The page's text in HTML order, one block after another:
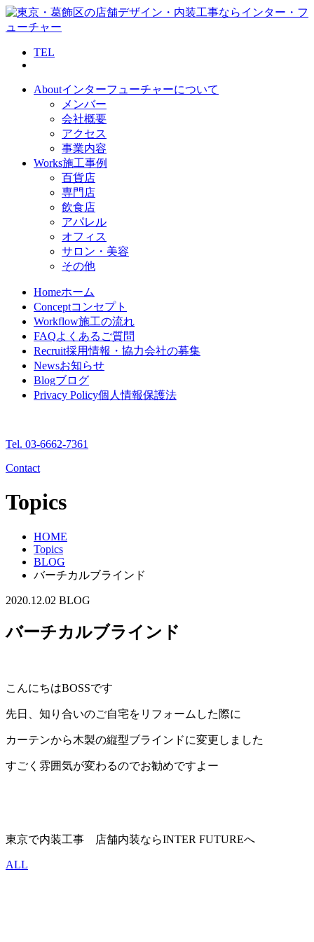
TEL
Aboutインターフューチャーについて
メンバー
会社概要
アクセス
事業内容
Works施工事例
百貨店
専門店
飲食店
アパレル
オフィス
サロン・美容
その他
Homeホーム
Conceptコンセプト
Workflow施工の流れ
FAQよくあるご質問
Recruit採用情報・協力会社の募集
Newsお知らせ
Blogブログ
Privacy Policy個人情報保護法
Tel. 03-6662-7361
Contact
Topics
HOME
Topics
BLOG
バーチカルブラインド
2020.12.02 BLOG
バーチカルブラインド
こんにちはBOSSです
先日、知り合いのご自宅をリフォームした際に
カーテンから木製の縦型ブラインドに変更しました
すごく雰囲気が変わるのでお勧めですよー
東京で内装工事 店舗内装ならINTER FUTUREへ
ALL